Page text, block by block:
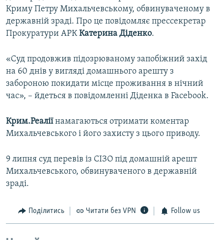
Усі сайти RFE/RL
Криму Петру Михальчевському, обвинуваченому в
державній зраді. Про це повідомляє прессекретар
Прокуратури АРККатерина Діденко.
«Суд продовжив підозрюваному запобіжний захід
на 60 днів у вигляді домашнього арешту з
забороною покидати місце проживання в нічний
час», – йдеться в повідомленні Діденка в Facebook.
Крим.Реаліїнамагаються отримати коментар
Михальчевського і його захисту з цього приводу.
9 липня суд перевів із СІЗО під домашній арешт
Михальчевського, обвинуваченого в державній
зраді.
Поділитись Читати без VPN Follow us